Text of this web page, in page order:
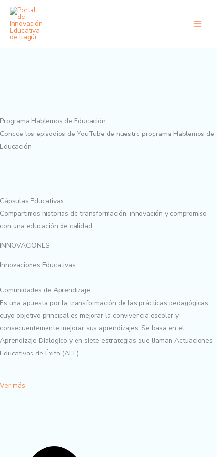
contenido
Programa Hablemos de Educación
Conoce los episodios de YouTube de nuestro programa Hablemos de
Educación
Cápsulas Educativas
Compartimos historias de transformación, innovación y compromiso
con una educación de calidad
INNOVACIONES
Innovaciones Educativas
Comunidades de Aprendizaje
Es una apuesta por la transformación de las prácticas pedagógicas
cuyo objetivo principal es mejorar la convivencia escolar y
consecuentemente mejorar sus aprendizajes. Se basa en el
Aprendizaje Dialógico y en siete estrategias que llaman Actuaciones
Educativas de Éxito (AEE).
Ver más